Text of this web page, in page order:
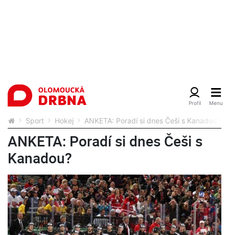
Sport Hokej ANKETA: Poradí si dnes Češi s Kanadou?
ANKETA: Poradí si dnes Češi s
Kanadou?